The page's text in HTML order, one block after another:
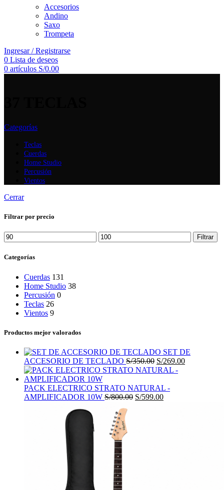
Accesorios
Andino
Saxo
Trompeta
Ingresar / Registrarse
0 Lista de deseos
0 artículos S/0.00
Categorías
Teclas
Cuerdas
Home Studio
Percusión
Vientos
Cerrar
Filtrar por precio
Precio
mínimo
Precio
máximo
Filtrar
Categorías
Cuerdas 131
Home Studio 38
Percusión 0
Teclas 26
Vientos 9
Productos mejor valorados
SET DE
ACCESORIO DE TECLADO S/350.00 El
precio
era:
S/350.00.
S/269.00El
PACK ELECTRICO STRATO NATURAL -
AMPLIFICADOR 10W S/800.00 El
S/599.00El